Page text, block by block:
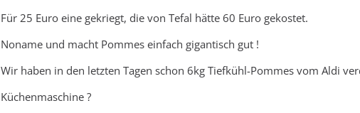
Für 25 Euro eine gekriegt, die von Tefal hätte 60 Euro gekostet.
Noname und macht Pommes einfach gigantisch gut !
Wir haben in den letzten Tagen schon 6kg Tiefkühl-Pommes vom Aldi
Küchenmaschine ?